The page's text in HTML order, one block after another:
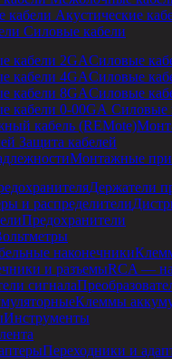
Акустические
Силовые кабели
Силовые
Силовые
Силовые
Силовые
Защита кабелей
Монтажные
Держатели
Предохранители
RCA —
Клеммы
Инструменты
Переходники и